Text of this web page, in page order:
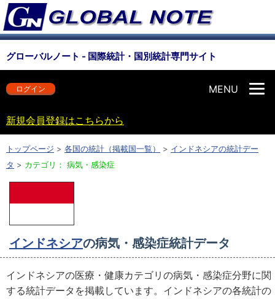
グローバルノート - 国際統計・国別統計専門サイト
MENU
ログイン
新規会員登録はこちらから
トップページ > 各国の統計（掲載国一覧） > インドネシアの統計デー
タ > カテゴリ： 病気・感染症
インドネシアの病気・感染症統計データ
インドネシアの医療・健康カテゴリの病気・感染症分野に関
する統計データを掲載しています。インドネシアの各統計の